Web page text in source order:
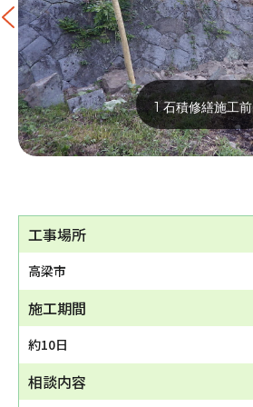
1 石積修繕施工前
工事場所
高梁市
施工期間
約10日
相談内容